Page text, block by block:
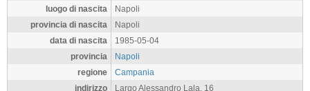
luogo di nascita
Napoli
provincia di nascita
Napoli
data di nascita
1985-05-04
provincia
Napoli
regione
Campania
indirizzo
Largo Alessandro Lala, 16